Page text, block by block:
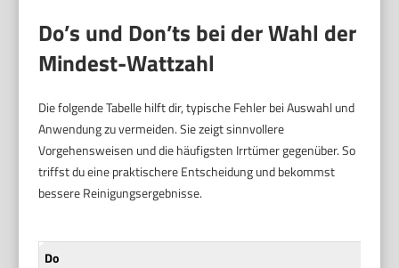
Do’s und Don’ts bei der Wahl der
Mindest-Wattzahl
Die folgende Tabelle hilft dir, typische Fehler bei Auswahl und
Anwendung zu vermeiden. Sie zeigt sinnvollere
Vorgehensweisen und die häufigsten Irrtümer gegenüber. So
triffst du eine praktischere Entscheidung und bekommst
bessere Reinigungsergebnisse.
Do